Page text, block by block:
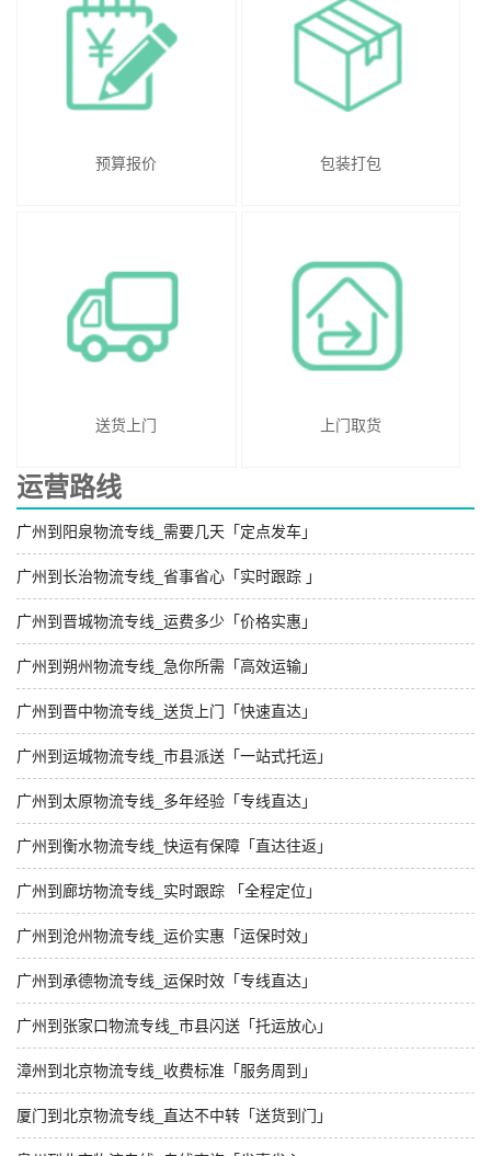
预算报价 包装打包
送货上门 上门取货
运营路线
广州到阳泉物流专线_需要几天「定点发车」
广州到长治物流专线_省事省心「实时跟踪 」
广州到晋城物流专线_运费多少「价格实惠」
广州到朔州物流专线_急你所需「高效运输」
广州到晋中物流专线_送货上门「快速直达」
广州到运城物流专线_市县派送「一站式托运」
广州到太原物流专线_多年经验「专线直达」
广州到衡水物流专线_快运有保障「直达往返」
广州到廊坊物流专线_实时跟踪 「全程定位」
广州到沧州物流专线_运价实惠「运保时效」
广州到承德物流专线_运保时效「专线直达」
广州到张家口物流专线_市县闪送「托运放心」
漳州到北京物流专线_收费标准「服务周到」
厦门到北京物流专线_直达不中转「送货到门」